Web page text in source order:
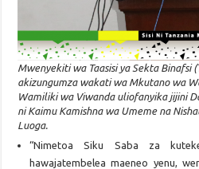
Mwenyekiti wa Taasisi ya Sekta Binafsi
akizungumza wakati wa Mkutano wa
Wamiliki wa Viwanda uliofanyika jijini
ni Kaimu Kamishna wa Umeme na
Luoga.
“Nimetoa Siku Saba za
hawajatembelea maeneo yenu,